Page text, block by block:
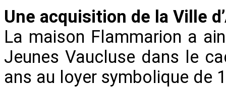
Une acquisition de la Ville
La maison Flammarion a
Jeunes Vaucluse dans le
ans au loyer symbolique de